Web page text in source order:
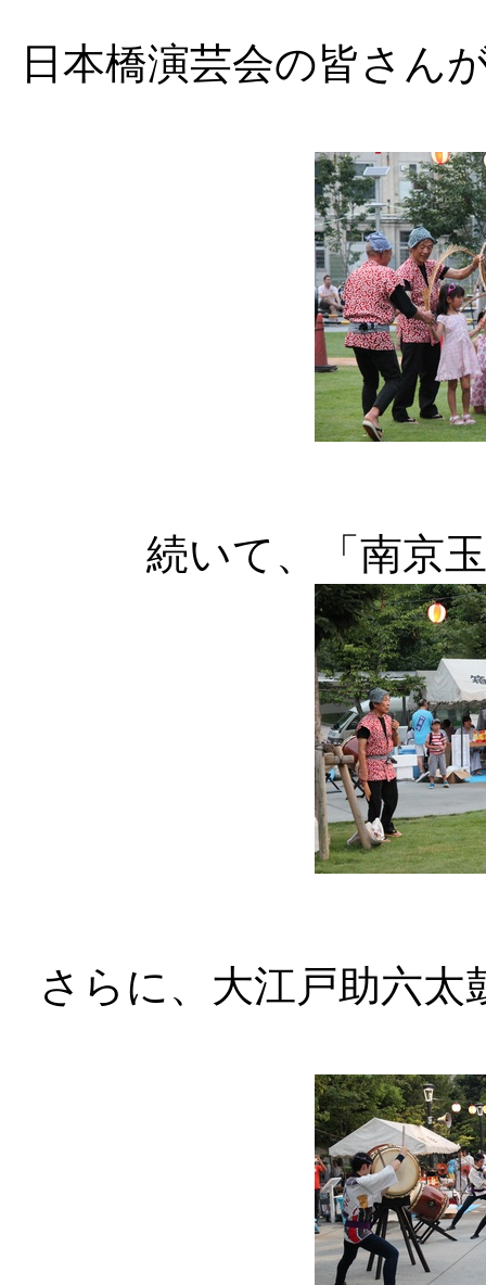
日本橋演芸会の皆さん
続いて、「南京
さらに、大江戸助六